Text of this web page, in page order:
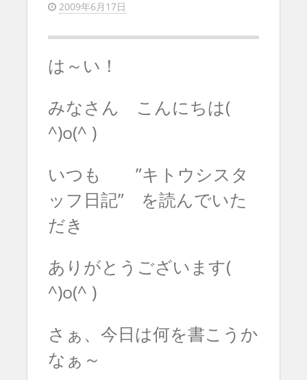
2009年6月17日
は～い！
みなさん こんにちは(
^)o(^ )
いつも ”キトウシスタ
ッフ日記” を読んでいた
だき
ありがとうございます(
^)o(^ )
さぁ、今日は何を書こうか
なぁ～